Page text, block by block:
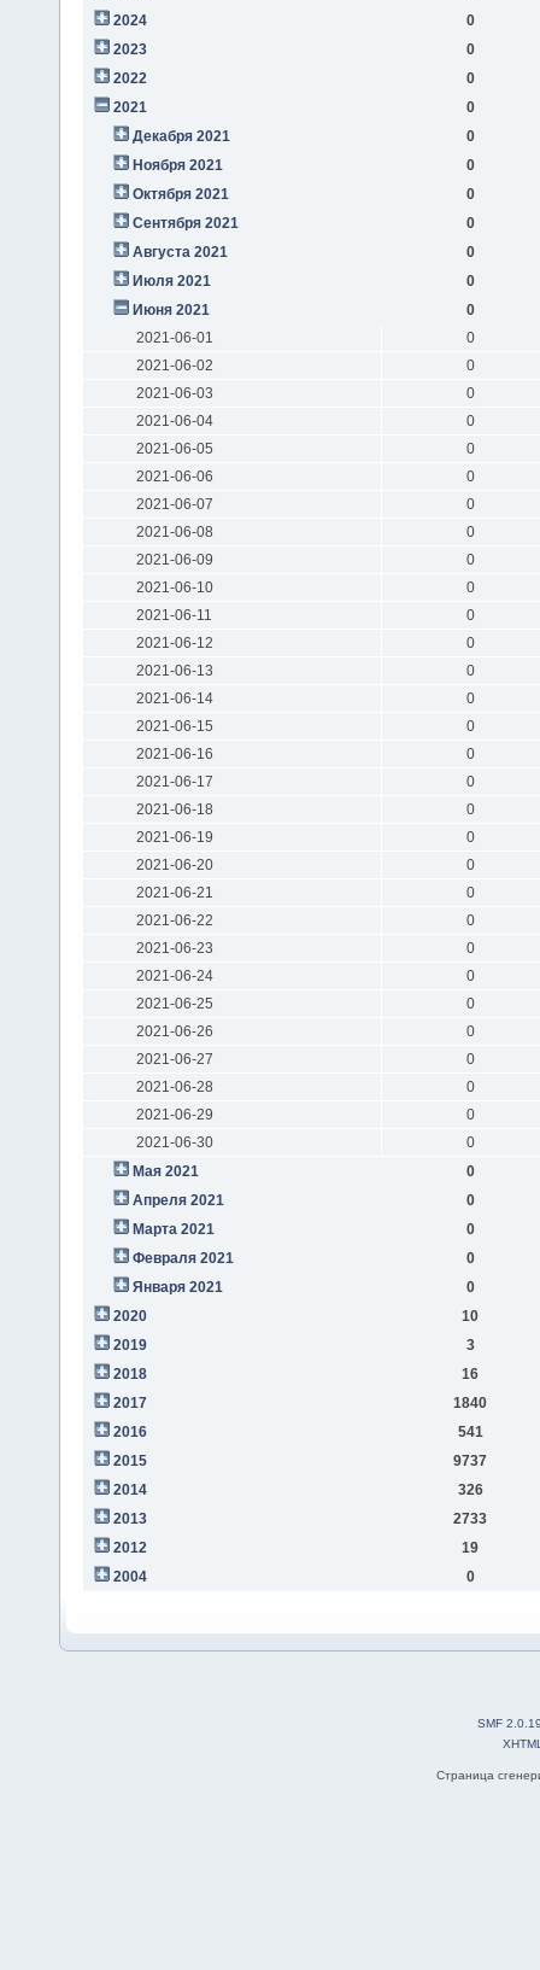
2024
0
2023
0
2022
0
2021
0
Декабря 2021
0
Ноября 2021
0
Октября 2021
0
Сентября 2021
0
Августа 2021
0
Июля 2021
0
Июня 2021
0
2021-06-01
0
2021-06-02
0
2021-06-03
0
2021-06-04
0
2021-06-05
0
2021-06-06
0
2021-06-07
0
2021-06-08
0
2021-06-09
0
2021-06-10
0
2021-06-11
0
2021-06-12
0
2021-06-13
0
2021-06-14
0
2021-06-15
0
2021-06-16
0
2021-06-17
0
2021-06-18
0
2021-06-19
0
2021-06-20
0
2021-06-21
0
2021-06-22
0
2021-06-23
0
2021-06-24
0
2021-06-25
0
2021-06-26
0
2021-06-27
0
2021-06-28
0
2021-06-29
0
2021-06-30
0
Мая 2021
0
Апреля 2021
0
Марта 2021
0
Февраля 2021
0
Января 2021
0
2020
10
2019
3
2018
16
2017
1840
2016
541
2015
9737
2014
326
2013
2733
2012
19
2004
0
SMF
Страница